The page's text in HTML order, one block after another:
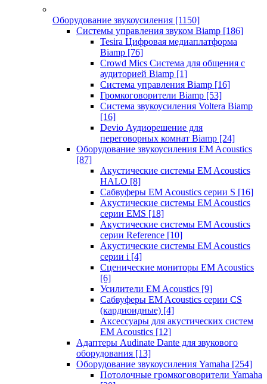
Оборудование звукоусиления [1150]
Системы управления звуком Biamp [186]
Tesira Цифровая медиаплатформа
Biamp [76]
Crowd Mics Система для общения с
аудиторией Biamp [1]
Система управления Biamp [16]
Громкоговорители Biamp [53]
Система звукоусиления Voltera Biamp
[16]
Devio Аудиорешение для
переговорных комнат Biamp [24]
Оборудование звукоусиления EM Acoustics
[87]
Акустические системы EM Acoustics
HALO [8]
Сабвуферы EM Acoustics серии S [16]
Акустические системы EM Acoustics
серии EMS [18]
Акустические системы EM Acoustics
серии Reference [10]
Акустические системы EM Acoustics
серии i [4]
Сценические мониторы EM Acoustics
[6]
Усилители EM Acoustics [9]
Сабвуферы EM Acoustics серии CS
(кардиоидные) [4]
Аксессуары для акустических систем
EM Acoustics [12]
Адаптеры Audinate Dante для звукового
оборудования [13]
Оборудование звукоусиления Yamaha [254]
Потолочные громкоговорители Yamaha